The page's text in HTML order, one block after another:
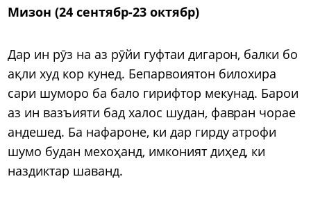
Мизон (24 сентябр-23 октябр)
Дар ин рӯз на аз рӯйи гуфтаи дигарон, балки бо
ақли худ кор кунед. Бепарвоиятон билохира
сари шуморо ба бало гирифтор мекунад. Барои
аз ин вазъияти бад халос шудан, фавран чорае
андешед. Ба нафароне, ки дар гирду атрофи
шумо будан мехоҳанд, имконият диҳед, ки
наздиктар шаванд.